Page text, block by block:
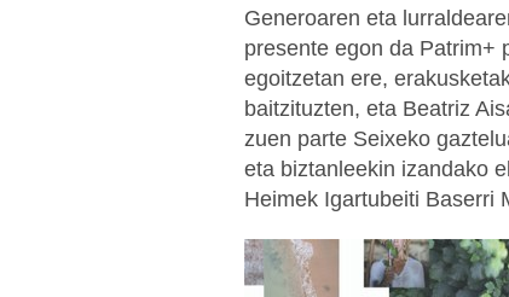
Generoaren eta
presente egon da Patrim+
egoitzetan ere,
baitzituzten, eta Beatriz
zuen parte Seixeko
eta biztanleekin izandako
Heimek Igartubeiti Baserri